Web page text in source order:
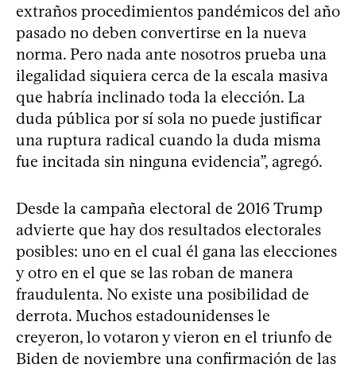
extraños procedimientos pandémicos del año
pasado no deben convertirse en la nueva
norma. Pero nada ante nosotros prueba una
ilegalidad siquiera cerca de la escala masiva
que habría inclinado toda la elección. La
duda pública por sí sola no puede justificar
una ruptura radical cuando la duda misma
fue incitada sin ninguna evidencia”, agregó.
Desde la campaña electoral de 2016 Trump
advierte que hay dos resultados electorales
posibles: uno en el cual él gana las elecciones
y otro en el que se las roban de manera
fraudulenta. No existe una posibilidad de
derrota. Muchos estadounidenses le
creyeron, lo votaron y vieron en el triunfo de
Biden de noviembre una confirmación de las